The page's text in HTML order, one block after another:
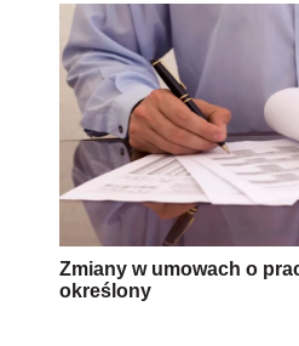
Zmiany w umowach o
określony